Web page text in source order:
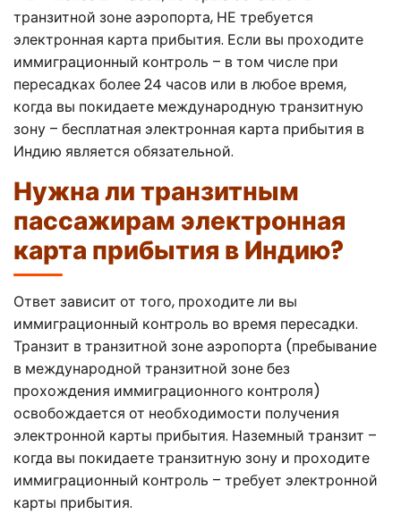
Common Mistakes
Portal Troubleshooting
Error Correction
Missed Deadline
UK Citizens
Australia
Canada
EU Citizens
Delhi (IGI)
Mumbai
Bangalore
FAQ
Languages
транзитной зоне аэропорта, НЕ требуется
электронная карта прибытия. Если вы проходите
иммиграционный контроль – в том числе при
пересадках более 24 часов или в любое время,
когда вы покидаете международную транзитную
зону – бесплатная электронная карта прибытия в
Индию является обязательной.
Нужна ли транзитным
пассажирам электронная
карта прибытия в Индию?
Ответ зависит от того, проходите ли вы
иммиграционный контроль во время пересадки.
Транзит в транзитной зоне аэропорта (пребывание
в международной транзитной зоне без
прохождения иммиграционного контроля)
освобождается от необходимости получения
электронной карты прибытия. Наземный транзит –
когда вы покидаете транзитную зону и проходите
иммиграционный контроль – требует электронной
карты прибытия.